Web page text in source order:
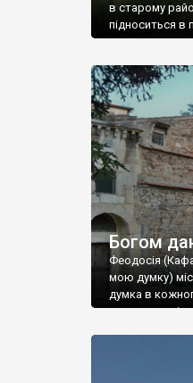
в старому
підноситься в
Богом
Феодосія
мою думку)
думка в
запрошую